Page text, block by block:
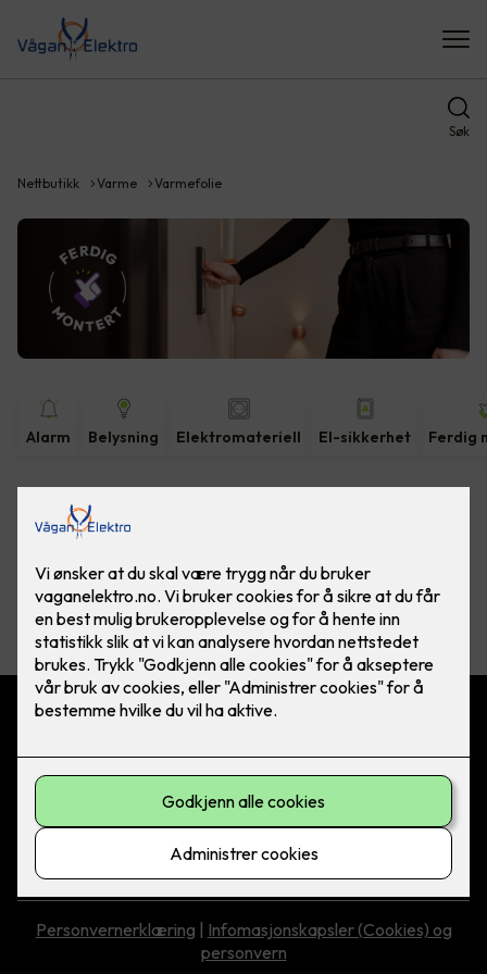
Søk
Nettbutikk Varme Varmefolie
Alarm Belysning Elektromateriell El-sikkerhet Ferdig
Vis flerefiltre
Vågan Elektro AS
76 07 77 55
asle@vaganelektro.no
Personvernerklæring
Infomasjonskapsler (Cookies) og
personvern